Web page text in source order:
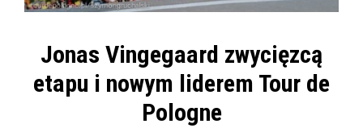
Jonas Vingegaard zwycięzcą
etapu i nowym liderem Tour de
Pologne